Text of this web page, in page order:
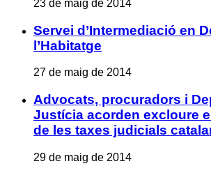
23 de maig de 2014
Servei d’Intermediació en
l’Habitatge
27 de maig de 2014
Advocats, procuradors i
Justícia acorden excloure
de les taxes judicials
29 de maig de 2014